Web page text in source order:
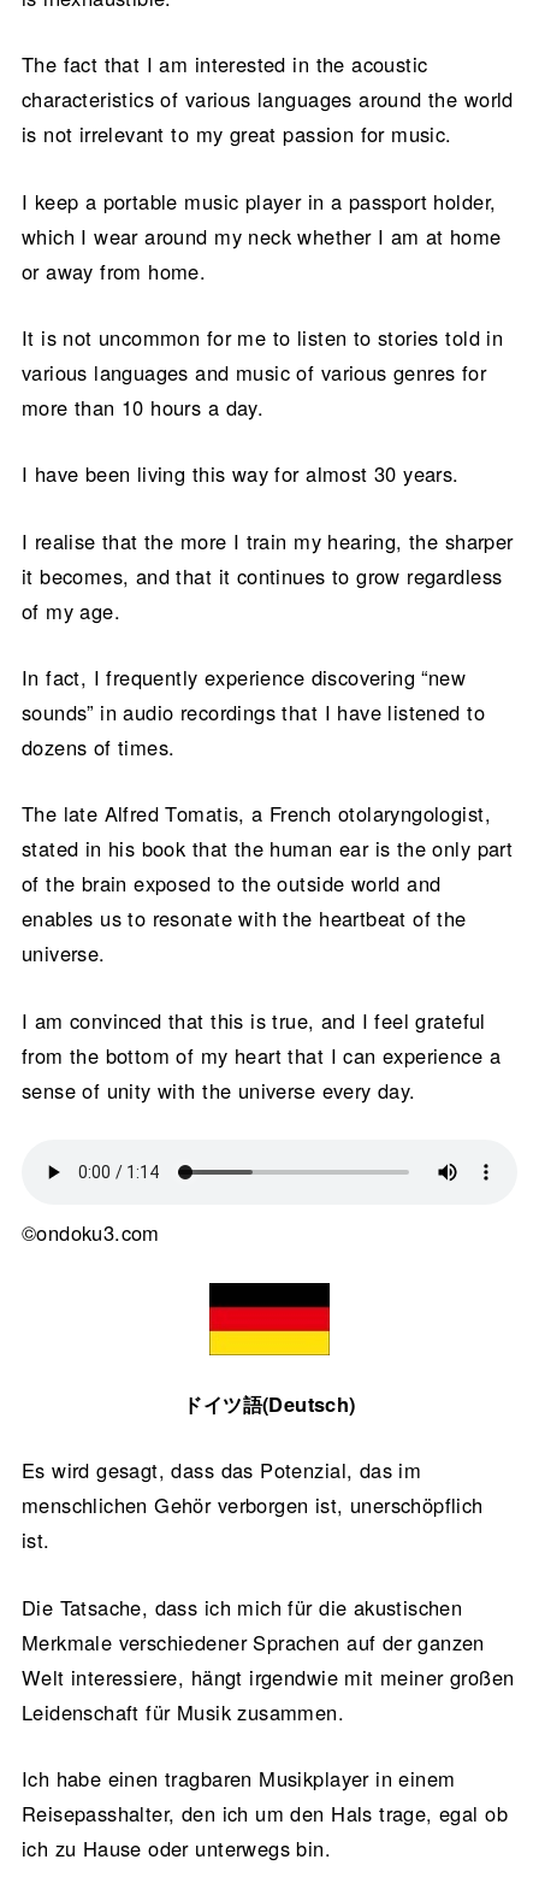
The fact that I am interested in the acoustic
characteristics of various languages around the world
is not irrelevant to my great passion for music.
I keep a portable music player in a passport holder,
which I wear around my neck whether I am at home
or away from home.
It is not uncommon for me to listen to stories told in
various languages and music of various genres for
more than 10 hours a day.
I have been living this way for almost 30 years.
I realise that the more I train my hearing, the sharper
it becomes, and that it continues to grow regardless
of my age.
In fact, I frequently experience discovering “new
sounds” in audio recordings that I have listened to
dozens of times.
The late Alfred Tomatis, a French otolaryngologist,
stated in his book that the human ear is the only part
of the brain exposed to the outside world and
enables us to resonate with the heartbeat of the
universe.
I am convinced that this is true, and I feel grateful
from the bottom of my heart that I can experience a
sense of unity with the universe every day.
©ondoku3.com
ドイツ語(Deutsch)
Es wird gesagt, dass das Potenzial, das im
menschlichen Gehör verborgen ist, unerschöpflich
ist.
Die Tatsache, dass ich mich für die akustischen
Merkmale verschiedener Sprachen auf der ganzen
Welt interessiere, hängt irgendwie mit meiner großen
Leidenschaft für Musik zusammen.
Ich habe einen tragbaren Musikplayer in einem
Reisepasshalter, den ich um den Hals trage, egal ob
ich zu Hause oder unterwegs bin.